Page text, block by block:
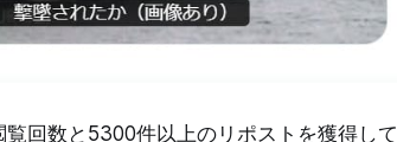
回数と5300件以上のリポストを獲得して